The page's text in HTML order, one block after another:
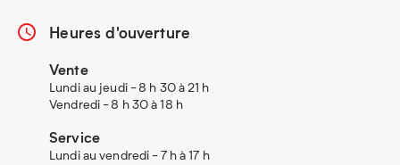
Heures d'ouverture
Vente
Lundi au jeudi - 8 h 30 à 21 h
Vendredi - 8 h 30 à 18 h
Service
Lundi au vendredi - 7 h à 17 h